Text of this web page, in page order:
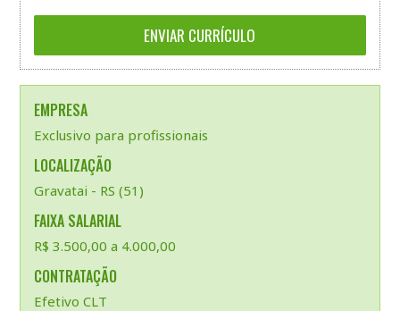
EMPRESA
Exclusivo para profissionais
LOCALIZAÇÃO
Gravatai - RS (51)
FAIXA SALARIAL
R$ 3.500,00 a 4.000,00
CONTRATAÇÃO
Efetivo CLT